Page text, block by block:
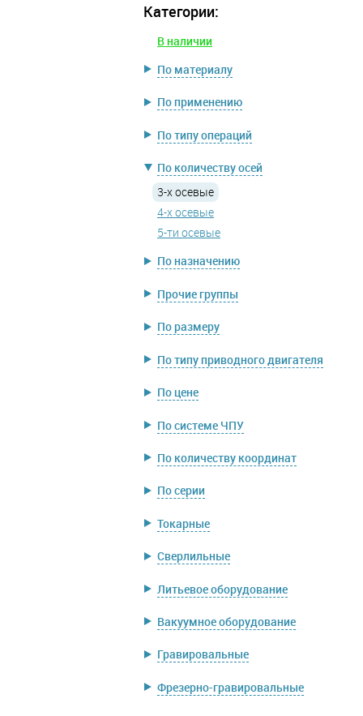
Категории:
В наличии
По материалу
По применению
По типу операций
По количеству осей
3-х осевые
4-х осевые
5-ти осевые
По назначению
Прочие группы
По размеру
По типу приводного двигателя
По цене
По системе ЧПУ
По количеству координат
По серии
Токарные
Сверлильные
Литьевое оборудование
Вакуумное оборудование
Гравировальные
Фрезерно-гравировальные